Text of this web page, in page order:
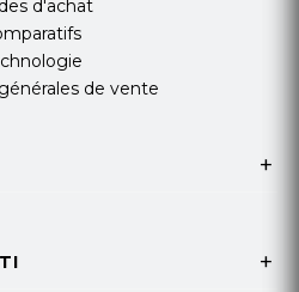
d'achat
de vente